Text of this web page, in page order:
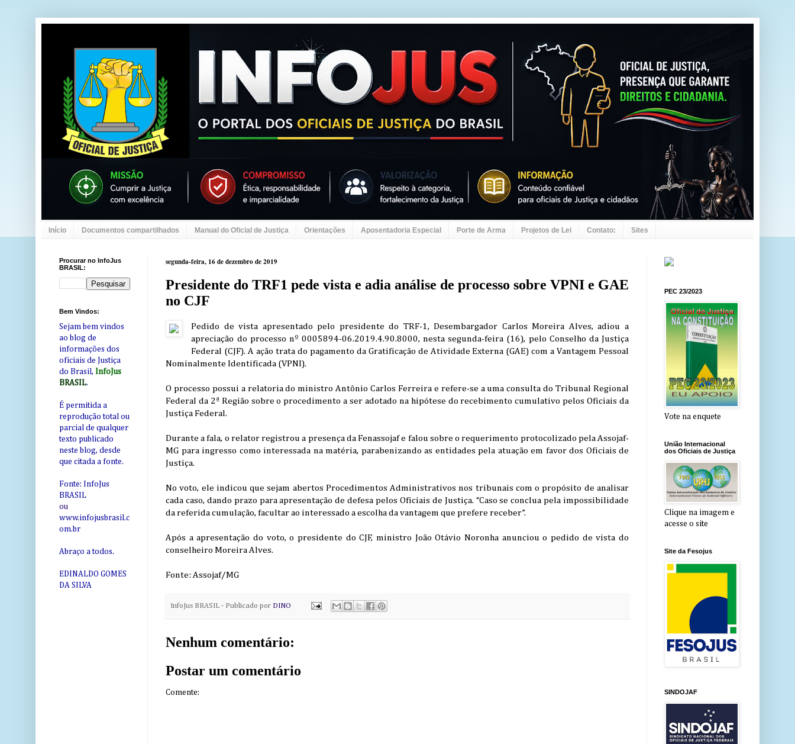
Início Documentos compartilhados Manual do Oficial de Justiça Orientações Aposentadoria Especial Porte de Arma Projetos de Lei Contato: Sites
segunda-feira, 16 de dezembro de 2019
Presidente do TRF1 pede vista e adia análise de processo sobre VPNI e GAE
no CJF
Pedido de vista apresentado pelo presidente do TRF-1, Desembargador Carlos Moreira Alves, adiou a
apreciação do processo nº 0005894-06.2019.4.90.8000, nesta segunda-feira (16), pelo Conselho da Justiça
Federal (CJF). A ação trata do pagamento da Gratificação de Atividade Externa (GAE) com a Vantagem Pessoal
Nominalmente Identificada (VPNI).
O processo possui a relatoria do ministro Antônio Carlos Ferreira e refere-se a uma consulta do Tribunal Regional
Federal da 2ª Região sobre o procedimento a ser adotado na hipótese do recebimento cumulativo pelos Oficiais da
Justiça Federal.
Durante a fala, o relator registrou a presença da Fenassojaf e falou sobre o requerimento protocolizado pela Assojaf-
MG para ingresso como interessada na matéria, parabenizando as entidades pela atuação em favor dos Oficiais de
Justiça.
No voto, ele indicou que sejam abertos Procedimentos Administrativos nos tribunais com o propósito de analisar
cada caso, dando prazo para apresentação de defesa pelos Oficiais de Justiça. “Caso se conclua pela impossibilidade
da referida cumulação, facultar ao interessado a escolha da vantagem que prefere receber”.
Após a apresentação do voto, o presidente do CJF, ministro João Otávio Noronha anunciou o pedido de vista do
conselheiro Moreira Alves.
Fonte: Assojaf/MG
InfoJus BRASIL - Publicado por DINO
Nenhum comentário:
Postar um comentário
Comente:
Procurar no InfoJus
BRASIL:
Bem Vindos:
Sejam bem vindos
ao blog de
informações dos
oficiais de Justiça
do Brasil, InfoJus
BRASIL.
É permitida a
reprodução total ou
parcial de qualquer
texto publicado
neste blog, desde
que citada a fonte.
Fonte: InfoJus
BRASIL
ou
www.infojusbrasil.c
om.br
Abraço a todos.
EDINALDO GOMES
DA SILVA
PEC 23/2023
Vote na enquete
União Internacional
dos Oficiais de Justiça
Clique na imagem e
acesse o site
Site da Fesojus
SINDOJAF